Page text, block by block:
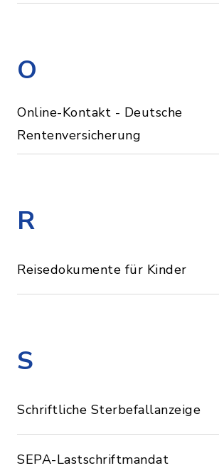
O
Online-Kontakt - Deutsche
Rentenversicherung
R
Reisedokumente für Kinder
S
Schriftliche Sterbefallanzeige
SEPA-Lastschriftmandat